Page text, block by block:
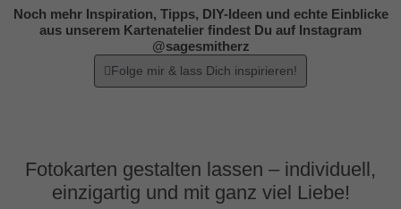
Noch mehr Inspiration, Tipps, DIY-Ideen und echte Einblicke
aus unserem Kartenatelier findest Du auf Instagram
@sagesmitherz
Folge mir & lass Dich inspirieren!
Fotokarten gestalten lassen – individuell,
einzigartig und mit ganz viel Liebe!